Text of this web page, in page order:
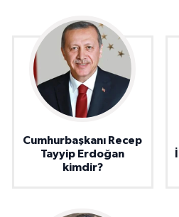
Cumhurbaşkanı Recep
Tayyip Erdoğan
kimdir?